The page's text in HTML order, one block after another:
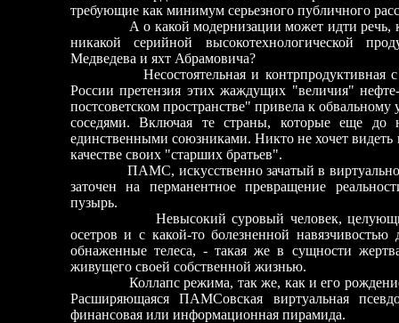
требующие как минимум серьезного публичного
А о какой модернизации может идти речь,
никакой серийной высокотехнологической
Медведева и яхт Абрамовича?
Несостоятельная и контрпродуктивная с
России претензия этих жаждущих "величия"
постсоветском пространстве" привела к
соседями. Включая те страны, которые еще до
единственными союзниками. Никто не хочет
качестве своих "старших братьев".
ПАМС, искусственно зачатый в виртуальной
заточен на перманентное превращение
пузырь.
Невысокий суровый человек, целующий
осетров и с какой-то болезненной
обнаженные телеса, - такая же в сущности
живущего своей собственной жизнью.
Коллапс режима, так же, как и его рождение,
Расширяющаяся ПАМСовская виртуальная
финансовая или информационная пирамида.